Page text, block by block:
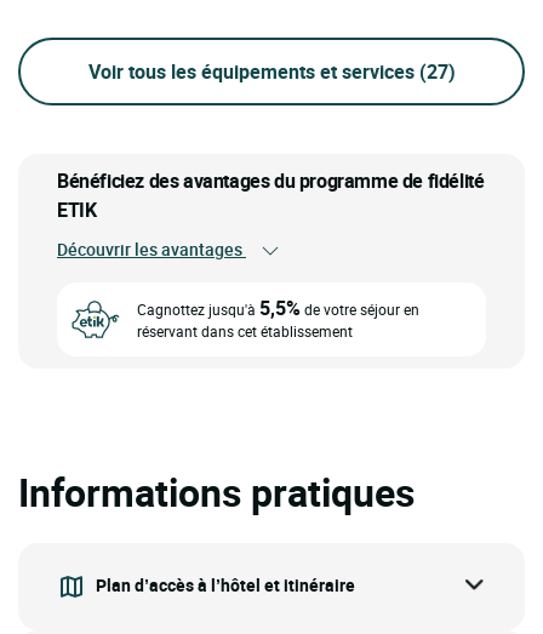
Voir tous les équipements et services (27)
Bénéficiez des avantages du programme de fidélité
ETIK
Découvrir les avantages
Cagnottez jusqu'à 5,5%de votre séjour en
réservant dans cet établissement
Informations pratiques
Plan d’accès à l’hôtel et itinéraire